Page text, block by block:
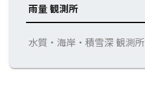
雨量 観測所
水質・海岸・積雪深 観測所